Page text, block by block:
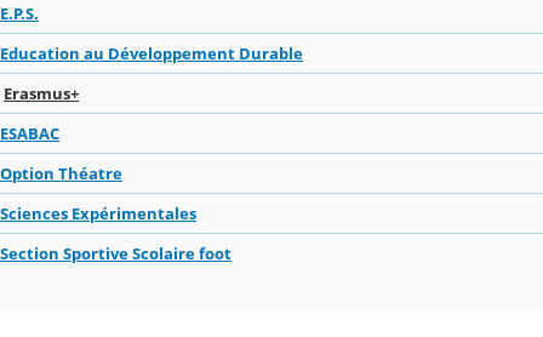
E.P.S.
Education au Développement Durable
Erasmus+
ESABAC
Option Théatre
Sciences Expérimentales
Section Sportive Scolaire foot